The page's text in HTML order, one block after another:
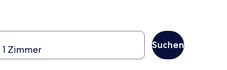
Suchen